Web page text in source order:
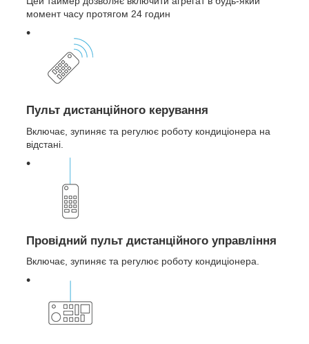
момент часу протягом 24 годин
Пульт дистанційного керування
Включає, зупиняє та регулює роботу кондиціонера на
відстані.
Провідний пульт дистанційного управління
Включає, зупиняє та регулює роботу кондиціонера.